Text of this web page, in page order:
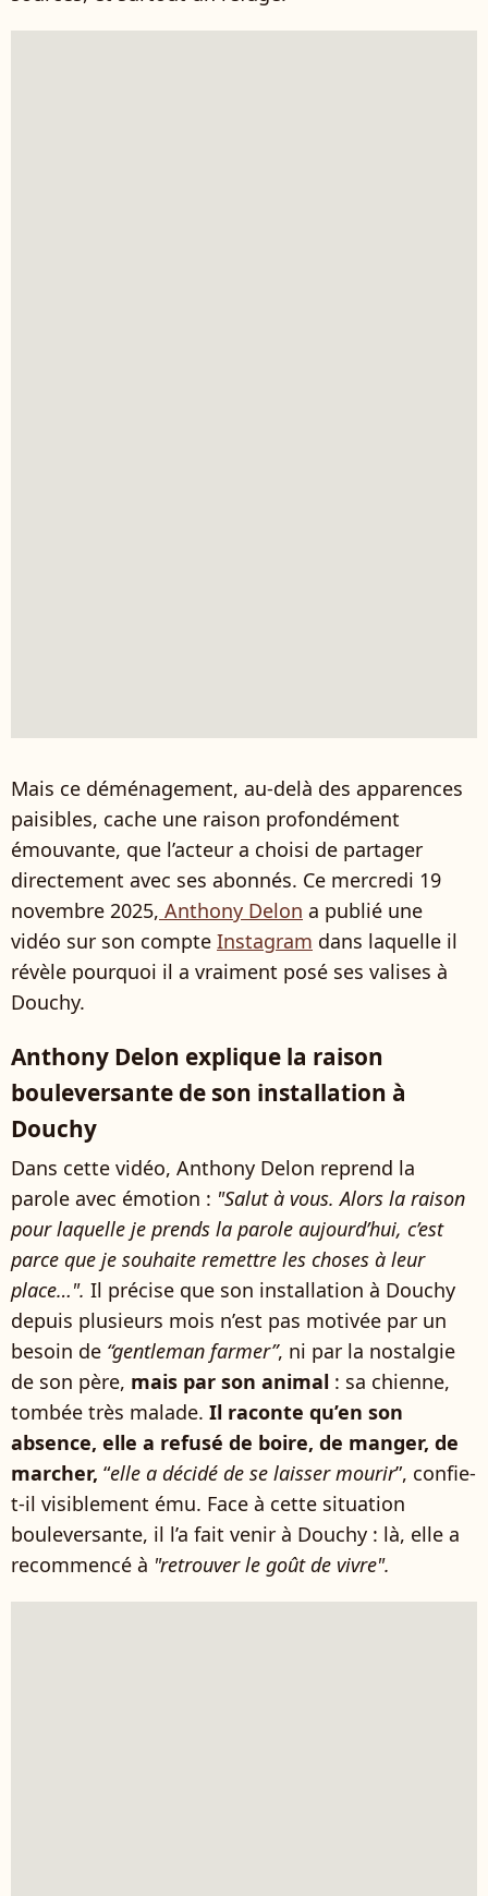
Mais ce déménagement, au-delà des apparences
paisibles, cache une raison profondément
émouvante, que l’acteur a choisi de partager
directement avec ses abonnés. Ce mercredi 19
novembre 2025, Anthony Delon a publié une
vidéo sur son compte Instagram dans laquelle il
révèle pourquoi il a vraiment posé ses valises à
Douchy.
Anthony Delon explique la raison
bouleversante de son installation à
Douchy
Dans cette vidéo, Anthony Delon reprend la
parole avec émotion : "Salut à vous. Alors la raison
pour laquelle je prends la parole aujourd’hui, c’est
parce que je souhaite remettre les choses à leur
place…". Il précise que son installation à Douchy
depuis plusieurs mois n’est pas motivée par un
besoin de “gentleman farmer”, ni par la nostalgie
de son père, mais par son animal : sa chienne,
tombée très malade. Il raconte qu’en son
absence, elle a refusé de boire, de manger, de
marcher, “elle a décidé de se laisser mourir”, confie-
t-il visiblement ému. Face à cette situation
bouleversante, il l’a fait venir à Douchy : là, elle a
recommencé à "retrouver le goût de vivre".